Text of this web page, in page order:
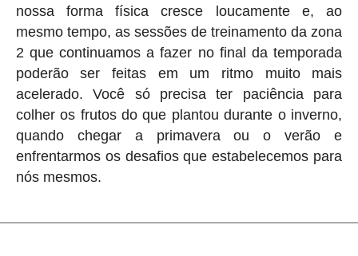
nossa forma física cresce loucamente e, ao
mesmo tempo, as sessões de treinamento da zona
2 que continuamos a fazer no final da temporada
poderão ser feitas em um ritmo muito mais
acelerado. Você só precisa ter paciência para
colher os frutos do que plantou durante o inverno,
quando chegar a primavera ou o verão e
enfrentarmos os desafios que estabelecemos para
nós mesmos.